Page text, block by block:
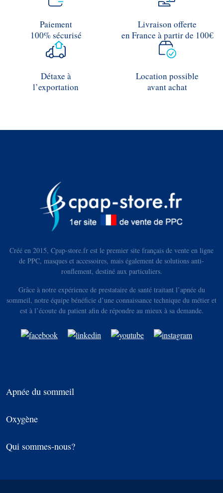
Paiement
100% sécurisé
Livraison offerte
en France à partir de 100€
Détaxe à
l’exportation
Location possible
avant achat
Créé en 2015, Cpap-store.fr est le premier site français de vente en ligne
de PPC, masques et accessoires, mais également de solutions anti-
ronflement, destiné aux particuliers.
Grâce à notre expérience de prestataire de santé traitant l’apnée du
sommeil, notre équipe bénéficie d’une connaissance technique du métier et
est à l’écoute du patient afin de répondre au mieux à sa demande.
Apnée du sommeil
Oxygène
Qui sommes-nous?